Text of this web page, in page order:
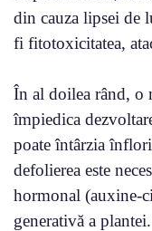
din cauza lipsei de
fi fitotoxicitatea,
În al doilea rând, o
împiedica
poate întârzia
defolierea este
hormonal (auxine-
generativă a plantei.